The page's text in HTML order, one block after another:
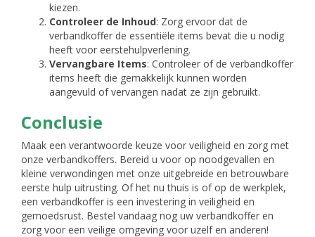
kiezen.
Controleer de Inhoud: Zorg ervoor dat de
verbandkoffer de essentiële items bevat die u nodig
heeft voor eerstehulpverlening.
Vervangbare Items: Controleer of de verbandkoffer
items heeft die gemakkelijk kunnen worden
aangevuld of vervangen nadat ze zijn gebruikt.
Conclusie
Maak een verantwoorde keuze voor veiligheid en zorg met
onze verbandkoffers. Bereid u voor op noodgevallen en
kleine verwondingen met onze uitgebreide en betrouwbare
eerste hulp uitrusting. Of het nu thuis is of op de werkplek,
een verbandkoffer is een investering in veiligheid en
gemoedsrust. Bestel vandaag nog uw verbandkoffer en
zorg voor een veilige omgeving voor uzelf en anderen!